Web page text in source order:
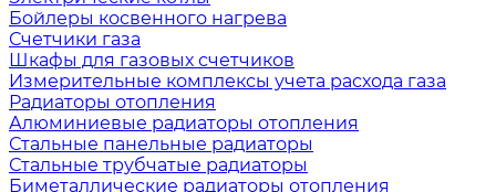
Бойлеры косвенного нагрева
Счетчики газа
Шкафы для газовых счетчиков
Измерительные комплексы учета расхода газа
Радиаторы отопления
Алюминиевые радиаторы отопления
Стальные панельные радиаторы
Стальные трубчатые радиаторы
Биметаллические радиаторы отопления